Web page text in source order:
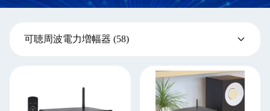
可聴周波電力増幅器 (58)